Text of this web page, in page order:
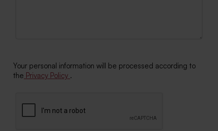
Your personal information will be processed according to
the Privacy Policy .